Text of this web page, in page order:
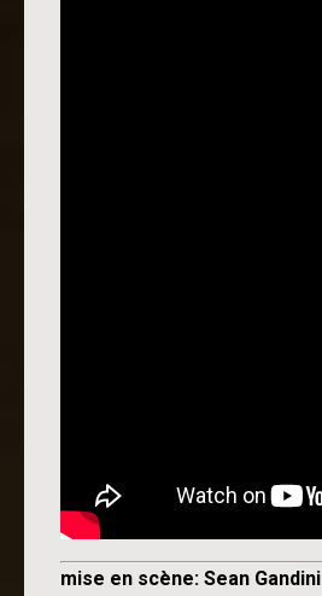
mise en scène: Sean Gandini